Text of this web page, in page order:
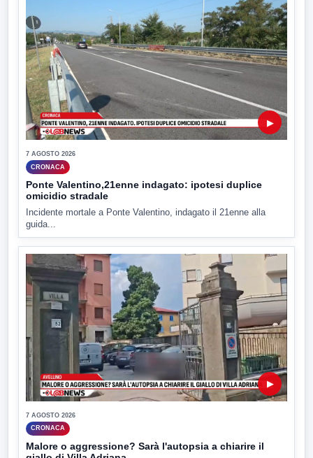
▶
7 AGOSTO 2026
CRONACA
Ponte Valentino,21enne indagato: ipotesi duplice
omicidio stradale
Incidente mortale a Ponte Valentino, indagato il 21enne alla
guida...
▶
7 AGOSTO 2026
CRONACA
Malore o aggressione? Sarà l'autopsia a chiarire il